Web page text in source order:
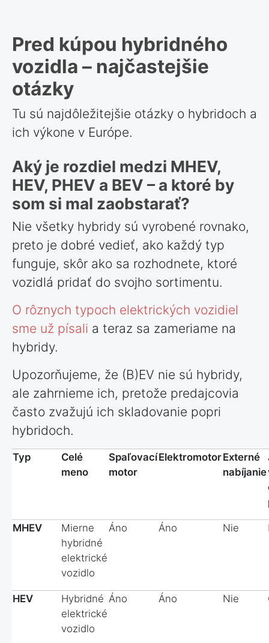
Pred kúpou hybridného
vozidla – najčastejšie
otázky
Tu sú najdôležitejšie otázky o hybridoch a
ich výkone v Európe.
Aký je rozdiel medzi MHEV,
HEV, PHEV a BEV – a ktoré by
som si mal zaobstarať?
Nie všetky hybridy sú vyrobené rovnako,
preto je dobré vedieť, ako každý typ
funguje, skôr ako sa rozhodnete, ktoré
vozidlá pridať do svojho sortimentu.
O rôznych typoch elektrických vozidiel
sme už písali a teraz sa zameriame na
hybridy.
Upozorňujeme, že (B)EV nie sú hybridy,
ale zahrnieme ich, pretože predajcovia
často zvažujú ich skladovanie popri
hybridoch.
Typ
Celé
meno
Spaľovací
motor
ElektromotorExterné
nabíjanie
MHEV
Mierne
hybridné
elektrické
vozidlo
Áno Áno Nie
HEV
Hybridné
elektrické
vozidlo
Áno Áno Nie